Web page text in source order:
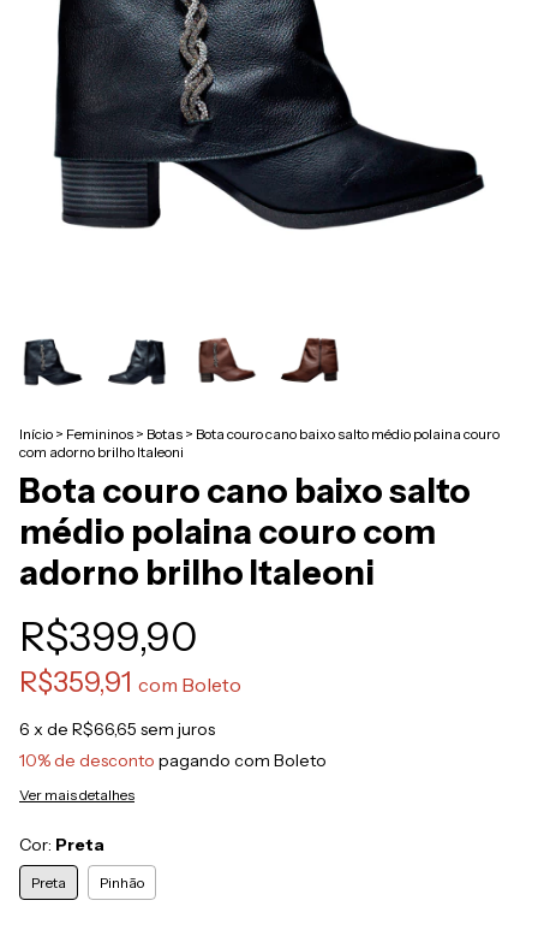
Início > Femininos > Botas > Bota couro cano baixo salto médio polaina couro
com adorno brilho Italeoni
Bota couro cano baixo salto
médio polaina couro com
adorno brilho Italeoni
R$399,90
R$359,91 com Boleto
6 x de R$66,65 sem juros
10% de desconto pagando com Boleto
Ver mais detalhes
Cor: Preta
Preta Pinhão